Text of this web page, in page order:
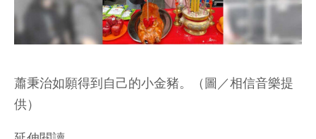
蕭秉治如願得到自己的小金豬。（圖／相信音樂提
供）